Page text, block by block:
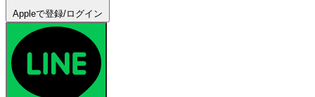
Appleで登録/ログイン